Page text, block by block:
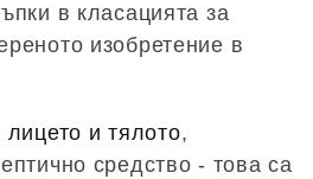
в класацията за
изобретение в
лицето и тялото,
средство - това са